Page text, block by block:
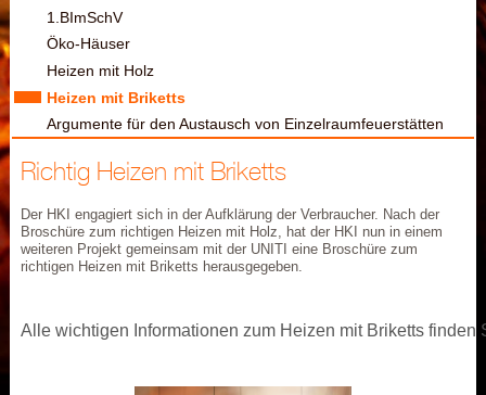
1.BImSchV
Öko-Häuser
Heizen mit Holz
Heizen mit Briketts
Argumente für den Austausch von Einzelraumfeuerstätten
Richtig Heizen mit Briketts
Der HKI engagiert sich in der Aufklärung der Verbraucher. Nach der
Broschüre zum richtigen Heizen mit Holz, hat der HKI nun in einem
weiteren Projekt gemeinsam mit der UNITI eine Broschüre zum
richtigen Heizen mit Briketts herausgegeben.
Alle wichtigen Informationen zum Heizen mit Briketts finden